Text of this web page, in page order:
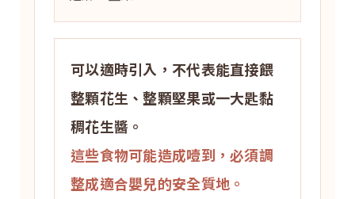
可以適時引入，不代表能直接餵
整顆花生、整顆堅果或一大匙黏
稠花生醬。
這些食物可能造成噎到，必須調
整成適合嬰兒的安全質地。